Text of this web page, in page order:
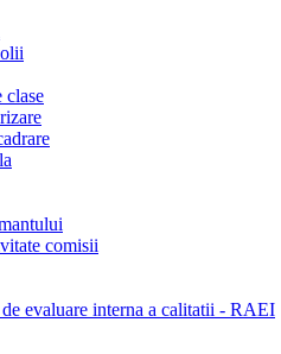
clase
comisii
evaluare interna a calitatii - RAEI